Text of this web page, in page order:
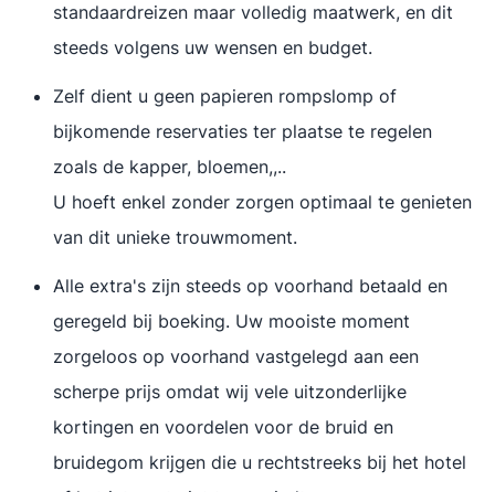
standaardreizen maar volledig maatwerk, en dit
steeds volgens uw wensen en budget.
Zelf dient u geen papieren rompslomp of
bijkomende reservaties ter plaatse te regelen
zoals de kapper, bloemen,,..
U hoeft enkel zonder zorgen optimaal te genieten
van dit unieke trouwmoment.
Alle extra's zijn steeds op voorhand betaald en
geregeld bij boeking. Uw mooiste moment
zorgeloos op voorhand vastgelegd aan een
scherpe prijs omdat wij vele uitzonderlijke
kortingen en voordelen voor de bruid en
bruidegom krijgen die u rechtstreeks bij het hotel